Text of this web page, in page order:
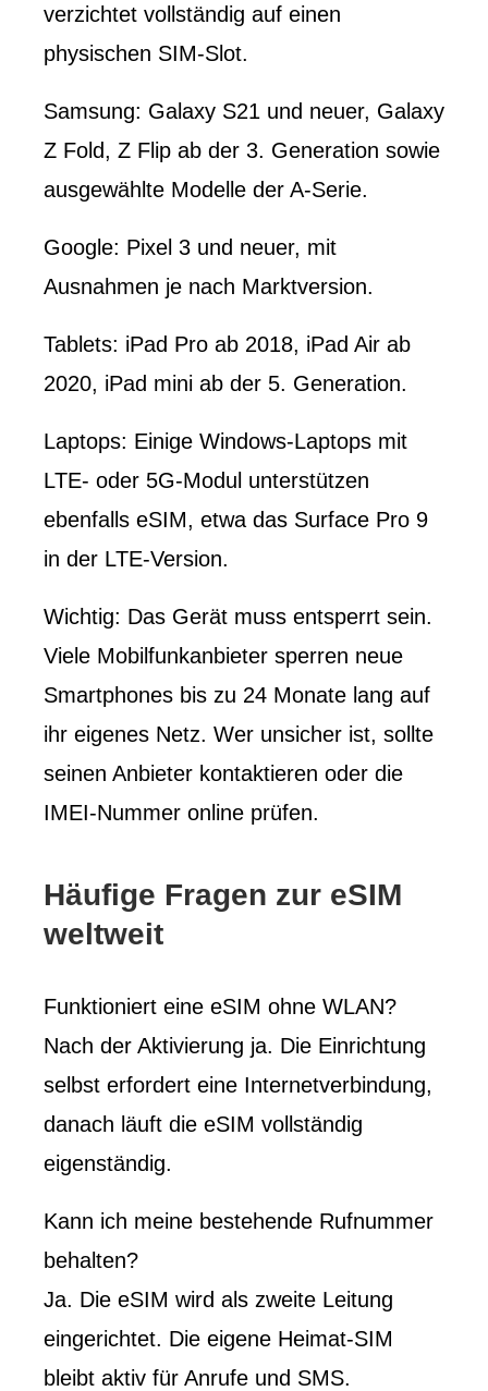
verzichtet vollständig auf einen
physischen SIM-Slot.
Samsung: Galaxy S21 und neuer, Galaxy
Z Fold, Z Flip ab der 3. Generation sowie
ausgewählte Modelle der A-Serie.
Google: Pixel 3 und neuer, mit
Ausnahmen je nach Marktversion.
Tablets: iPad Pro ab 2018, iPad Air ab
2020, iPad mini ab der 5. Generation.
Laptops: Einige Windows-Laptops mit
LTE- oder 5G-Modul unterstützen
ebenfalls eSIM, etwa das Surface Pro 9
in der LTE-Version.
Wichtig: Das Gerät muss entsperrt sein.
Viele Mobilfunkanbieter sperren neue
Smartphones bis zu 24 Monate lang auf
ihr eigenes Netz. Wer unsicher ist, sollte
seinen Anbieter kontaktieren oder die
IMEI-Nummer online prüfen.
Häufige Fragen zur eSIM
weltweit
Funktioniert eine eSIM ohne WLAN?
Nach der Aktivierung ja. Die Einrichtung
selbst erfordert eine Internetverbindung,
danach läuft die eSIM vollständig
eigenständig.
Kann ich meine bestehende Rufnummer
behalten?
Ja. Die eSIM wird als zweite Leitung
eingerichtet. Die eigene Heimat-SIM
bleibt aktiv für Anrufe und SMS.